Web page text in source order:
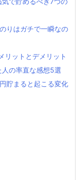
りはガチで一瞬なの
リットとデメリット
人の率直な感想5選
貯まると起こる変化